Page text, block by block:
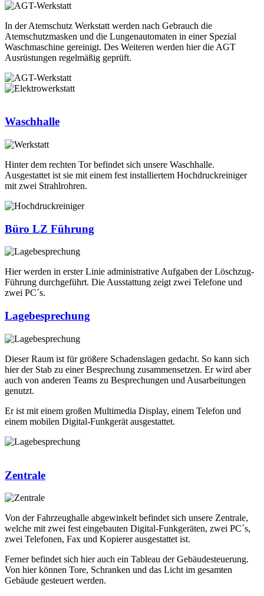
In der Atemschutz Werkstatt werden nach Gebrauch die
Atemschutzmasken und die Lungenautomaten in einer Spezial
Waschmaschine gereinigt. Des Weiteren werden hier die AGT
Ausrüstungen regelmäßig geprüft.
Waschhalle
Hinter dem rechten Tor befindet sich unsere Waschhalle.
Ausgestattet ist sie mit einem fest installiertem Hochdruckreiniger
mit zwei Strahlrohren.
Büro LZ Führung
Hier werden in erster Linie administrative Aufgaben der Löschzug-
Führung durchgeführt. Die Ausstattung zeigt zwei Telefone und
zwei PC´s.
Lagebesprechung
Dieser Raum ist für größere Schadenslagen gedacht. So kann sich
hier der Stab zu einer Besprechung zusammensetzen. Er wird aber
auch von anderen Teams zu Besprechungen und Ausarbeitungen
genutzt.
Er ist mit einem großen Multimedia Display, einem Telefon und
einem mobilen Digital-Funkgerät ausgestattet.
Zentrale
Von der Fahrzeughalle abgewinkelt befindet sich unsere Zentrale,
welche mit zwei fest eingebauten Digital-Funkgeräten, zwei PC´s,
zwei Telefonen, Fax und Kopierer ausgestattet ist.
Ferner befindet sich hier auch ein Tableau der Gebäudesteuerung.
Von hier können Tore, Schranken und das Licht im gesamten
Gebäude gesteuert werden.